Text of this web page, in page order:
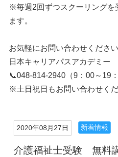
※毎週2回ずつスクーリングを
ます。
お気軽にお問い合わせください
日本キャリアパスアカデミー
📞048-814-2940（9：00～19：
※土日祝日もお問い合わせく
2020年08月27日 新着情報
介護福祉士受験 無料